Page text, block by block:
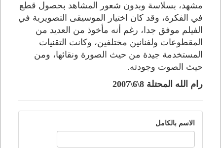
مشهد، بسلاسة وبدون شعور المشاهد بحصول قطع
في الفكرة، وقد كان اختيار الموسيقى التصويرية في
الفيلم موفق جدا، رغم أنه مأخوذ من العديد من
المقطوعات ولفنانين مختلفين، وكانت التقنيات
المستخدمة جيدة من حيث الصورة ونقائها، ومن
حيث الصوت وجودته.
رام الله المحتلة 8\6\2007
الاسم بالكامل